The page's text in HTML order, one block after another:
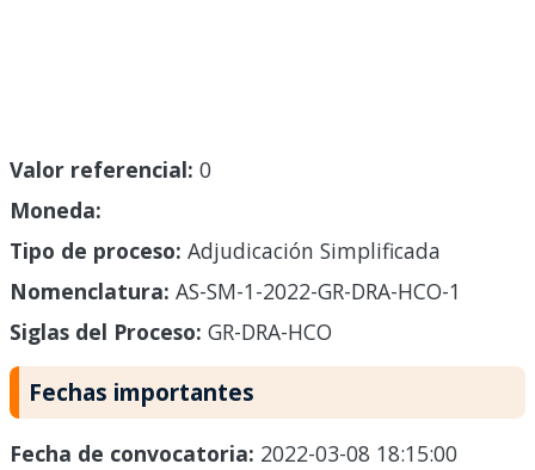
Valor referencial: 0
Moneda:
Tipo de proceso: Adjudicación Simplificada
Nomenclatura: AS-SM-1-2022-GR-DRA-HCO-1
Siglas del Proceso: GR-DRA-HCO
Fechas importantes
Fecha de convocatoria: 2022-03-08 18:15:00